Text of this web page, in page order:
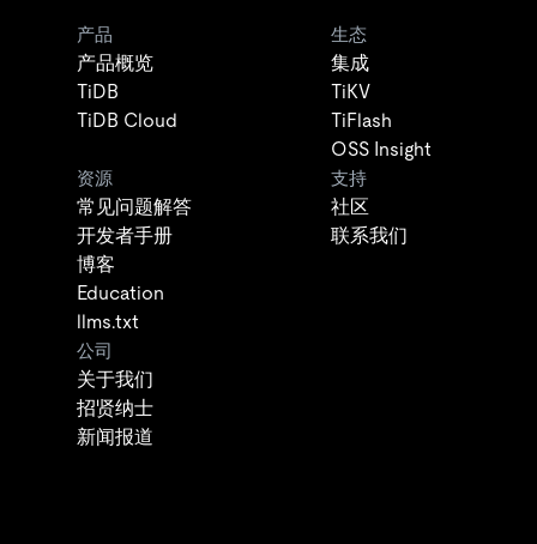
产品
产品概览
TiDB
TiDB Cloud
生态
集成
TiKV
TiFlash
OSS Insight
资源
常见问题解答
开发者手册
博客
Education
llms.txt
支持
社区
联系我们
公司
关于我们
招贤纳士
新闻报道